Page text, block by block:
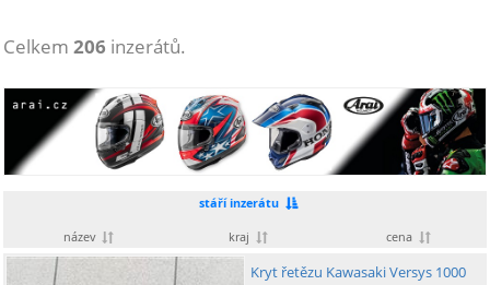
Celkem 206 inzerátů.
stáří inzerátu
název kraj cena
Kryt řetězu Kawasaki Versys 1000